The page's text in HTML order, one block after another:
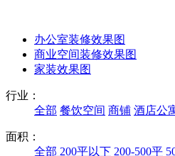
办公室装修效果图
商业空间装修效果图
家装效果图
行业：
全部 餐饮空间 商铺 酒店公
面积：
全部 200平以下 200-500平